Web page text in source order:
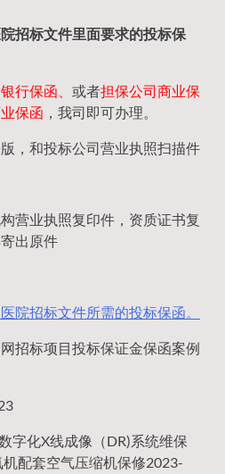
招标文件里面要求的投标保
银行保函、 或者担保公司商业保
保函 ，我司即可办理。
版，和投标公司营业执照扫描件
营业执照复印件，资质证书复
出原件
招标项目投标保证金保函案例
字化X线成像（DR)系统维保
配套空气压缩机保修2023-